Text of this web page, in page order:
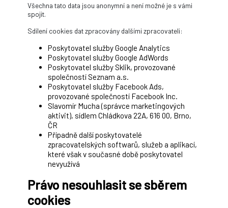
Všechna tato data jsou anonymní a není možné je s vámi
spojit.
Sdílení cookies dat zpracovány dalšími zpracovateli:
Poskytovatel služby Google Analytics
Poskytovatel služby Google AdWords
Poskytovatel služby Sklik, provozované
společností Seznam a.s.
Poskytovatel služby Facebook Ads,
provozované společností Facebook Inc.
Slavomír Mucha (správce marketingových
aktivit), sídlem Chládkova 22A, 616 00, Brno,
ČR
Případně další poskytovatelé
zpracovatelských softwarů, služeb a aplikací,
které však v současné době poskytovatel
nevyužívá
Právo nesouhlasit se sběrem
cookies